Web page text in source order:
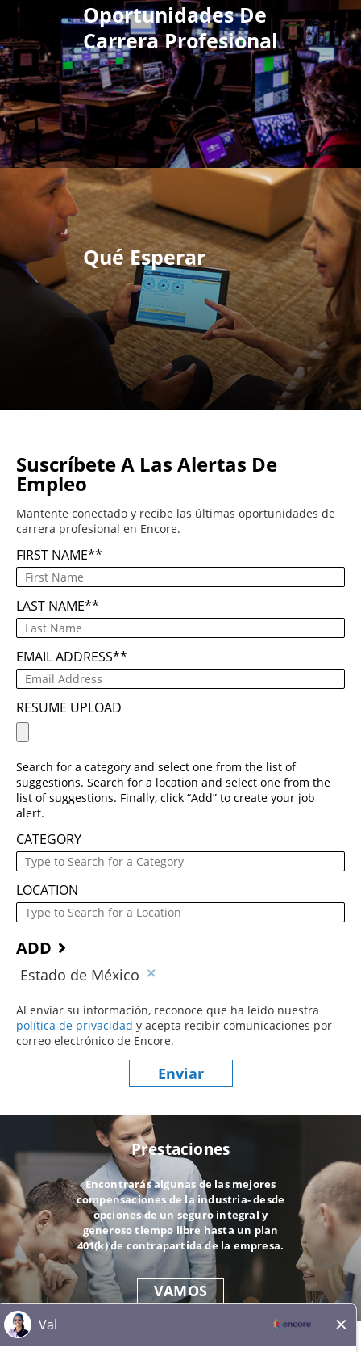
Oportunidades De
Carrera Profesional
Qué Esperar
Suscríbete A Las Alertas De
Empleo
Mantente conectado y recibe las últimas oportunidades de
carrera profesional en Encore.
FIRST NAME*
LAST NAME*
EMAIL ADDRESS*
RESUME UPLOAD
Search for a category and select one from the list of
suggestions. Search for a location and select one from the
list of suggestions. Finally, click “Add” to create your job
alert.
CATEGORY
LOCATION
ADD
Estado de México
Al enviar su información, reconoce que ha leído nuestra
política de privacidad (este contenido se abre en una nueva
y acepta recibir comunicaciones por
correo electrónico de Encore.
Enviar
Prestaciones
Encontrarás algunas de las mejores
compensaciones de la industria- desde
opciones de un seguro integral y
generoso tiempo libre hasta un plan
401(k) de contrapartida de la empresa.
VAMOS